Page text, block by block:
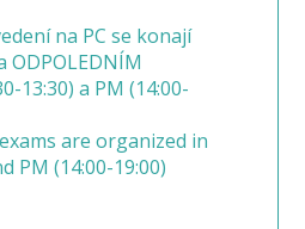
na PC se konají
ODPOLEDNÍM
13:30) a PM (14:00-
are organized in
PM (14:00-19:00)